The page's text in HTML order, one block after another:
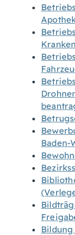
Baden-